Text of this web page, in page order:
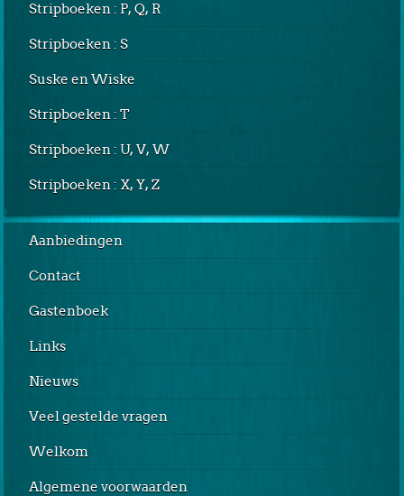
Stripboeken : P, Q, R
Stripboeken : S
Suske en Wiske
Stripboeken : T
Stripboeken : U, V, W
Stripboeken : X, Y, Z
Aanbiedingen
Contact
Gastenboek
Links
Nieuws
Veel gestelde vragen
Welkom
Algemene voorwaarden